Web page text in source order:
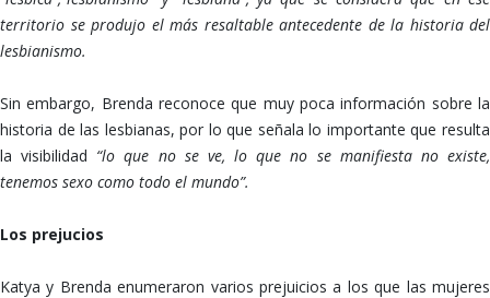
territorio se produjo el más resaltable antecedente de la historia del
lesbianismo.
Sin embargo, Brenda reconoce que muy poca información sobre la
historia de las lesbianas, por lo que señala lo importante que resulta
la visibilidad “lo que no se ve, lo que no se manifiesta no existe,
tenemos sexo como todo el mundo”.
Los prejucios
Katya y Brenda enumeraron varios prejuicios a los que las mujeres